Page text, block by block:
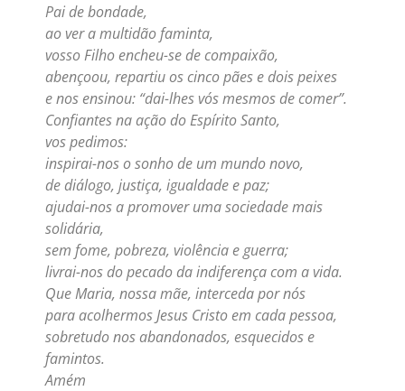
Pai de bondade,
ao ver a multidão faminta,
vosso Filho encheu-se de compaixão,
abençoou, repartiu os cinco pães e dois peixes
e nos ensinou: “dai-lhes vós mesmos de comer”.
Confiantes na ação do Espírito Santo,
vos pedimos:
inspirai-nos o sonho de um mundo novo,
de diálogo, justiça, igualdade e paz;
ajudai-nos a promover uma sociedade mais
solidária,
sem fome, pobreza, violência e guerra;
livrai-nos do pecado da indiferença com a vida.
Que Maria, nossa mãe, interceda por nós
para acolhermos Jesus Cristo em cada pessoa,
sobretudo nos abandonados, esquecidos e
famintos.
Amém